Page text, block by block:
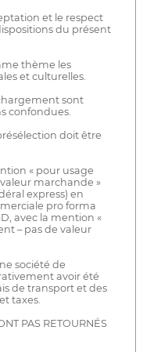
et le respect
du présent
thème les
et culturelles.
sont
confondues.
doit être
« pour usage
marchande »
express) en
pro forma
avec la mention «
– pas de valeur
société de
avoir été
de transport et des
taxes.
PAS RETOURNÉS